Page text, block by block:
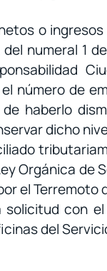
o
numeral 1
número de
haberlo
dicho
Orgánica
el Terremoto
con
del